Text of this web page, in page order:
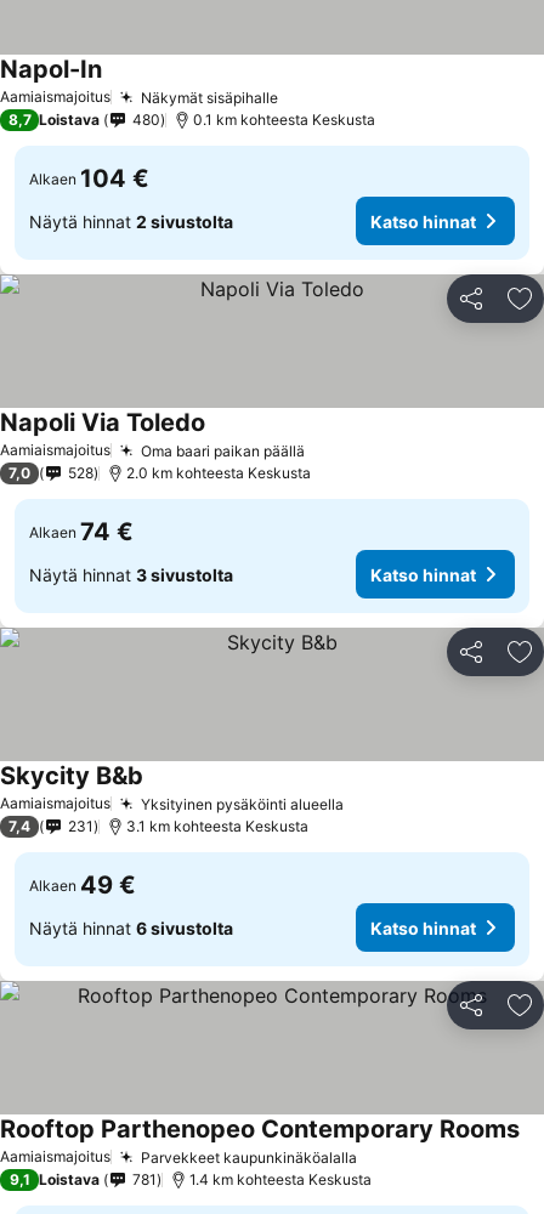
Aamiaismajoitus Näkymät sisäpihalle
Napol-In
8,7 Loistava 480 0.1 km kohteesta Keskusta
Alkaen 104 €
Näytä hinnat 2 sivustolta Katso hinnat
Jaa
Aamiaismajoitus Oma baari paikan päällä
Napoli Via Toledo
7,0 528 2.0 km kohteesta Keskusta
Alkaen 74 €
Näytä hinnat 3 sivustolta Katso hinnat
Jaa
Aamiaismajoitus Yksityinen pysäköinti alueella
Skycity B&b
7,4 231 3.1 km kohteesta Keskusta
Alkaen 49 €
Näytä hinnat 6 sivustolta Katso hinnat
Jaa
Aamiaismajoitus Parvekkeet kaupunkinäköalalla
Rooftop Parthenopeo Contemporary Rooms
9,1 Loistava 781 1.4 km kohteesta Keskusta